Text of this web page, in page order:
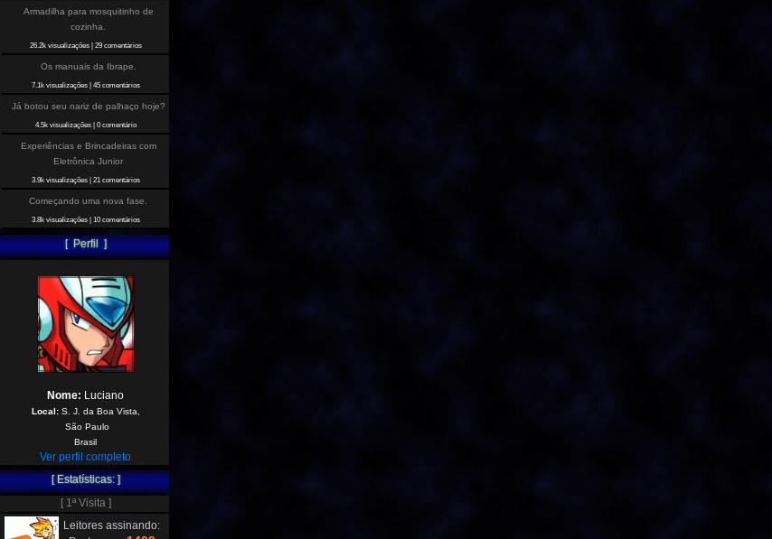
Armadilha para mosquitinho de
cozinha.
26.2k visualizações| 29 comentários
Os manuais da Ibrape.
7.1k visualizações| 45 comentários
Já botou seu nariz de palhaço hoje?
4.5k visualizações| 0 comentário
Experiências e Brincadeiras com
Eletrônica Junior
3.9k visualizações| 21 comentários
Começando uma nova fase.
3.8k visualizações| 10 comentários
[ Perfil ]
Nome: Luciano
Local:S. J. da Boa Vista,
São Paulo
Brasil
Ver perfil completo
[ Estatísticas: ]
[ 1ª Visita ]
Leitores assinando: